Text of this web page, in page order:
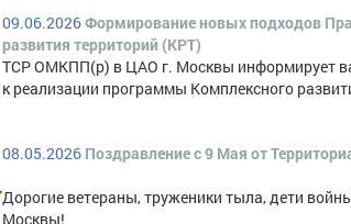
09.06.2026Формирование новых подходов
развития территорий (КРТ)
ТСР ОМКПП(р) в ЦАО г. Москвы информирует
к реализации программы Комплексного
08.05.2026 Поздравление с 9 Мая от
Дорогие ветераны, труженики тыла, дети
Москвы!